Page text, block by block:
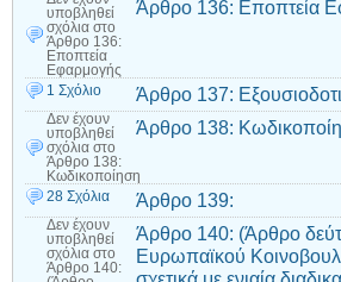
υποβληθεί
σχόλια στο
Άρθρο 136:
Εποπτεία
Εφαρμογής
Άρθρο 136: Εποπτεία
1 Σχόλιο Άρθρο 137:
Δεν έχουν
υποβληθεί
σχόλια στο
Άρθρο 138:
Κωδικοποίηση
Άρθρο 138:
28 Σχόλια Άρθρο 139:
Δεν έχουν
υποβληθεί
σχόλια στο
Άρθρο 140:
Άρθρο 140: (Άρθρο
Ευρωπαϊκού